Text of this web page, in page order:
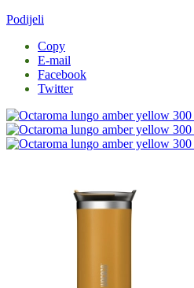
Podijeli
Copy
E-mail
Facebook
Twitter